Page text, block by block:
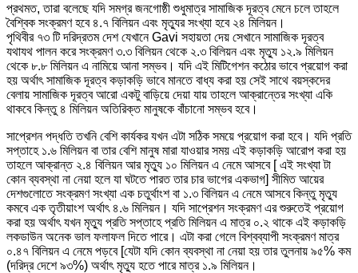
প্রথমত, তারা বলেছে যদি সমগ্র জনগোষ্ঠী শুধুমাত্র সামাজিক দূরত্ব মেনে চলে তাহলে
বৈশ্বিক সংক্রমণ হবে ৪.৭ বিলিয়ন এবং মৃত্যুর সংখ্যা হবে ২৪ মিলিয়ন।
পৃথিবীর ৭৩ টি দরিদ্রতম দেশ যেখানে Gavi সহায়তা দেয় সেখানে সামাজিক দূরত্ব
যথাযথ পালন করে সংক্রমণ ৩.৩ বিলিয়ন থেকে ২.৩ বিলিয়ন এবং মৃত্যু ১২.৯ মিলিয়ন
থেকে ৮.৮ মিলিয়ন এ নামিয়ে আনা সম্ভব। যদি এই মিটিগেশন কঠোর ভাবে প্রয়োগ করা
হয় অর্থাৎ সামাজিক দূরত্ব কড়াকড়ি ভাবে মানতে বাধ্য করা হয় সেই সাথে বয়স্কদের
বেলায় সামাজিক দূরত্ব আরো একটু বাড়িয়ে দেয়া যায় তাহলে আক্রান্তের সংখ্যা একি
থাকবে কিন্তু ৪ মিলিয়ন অতিরিক্ত মানুষকে বাঁচানো সম্ভব হবে।
সাপ্রেশন পদ্ধতি তখনি বেশি কার্যকর যখন এটা সঠিক সময়ে প্রয়োগ করা হবে। যদি প্রতি
সপ্তাহে ১.৬ মিলিয়ন বা তার বেশি মানুষ মারা যাওয়ার সময় এই কড়াকড়ি আরোপ করা হয়
তাহলে আক্রান্ত ২.৪ বিলিয়ন আর মৃত্যু ১০ মিলিয়ন এ নেমে আসবে [ এই সংখ্যা টা
কোন ব্যবস্থা না নেয়া হলে যা ঘটতে পারত তার চার ভাগের একভাগ] সীমিত আয়ের
দেশগুলোতে সংক্রমণ সংখ্যা এক চতুর্থাংশ বা ১.৩ বিলিয়ন এ নেমে আসবে কিন্তু মৃত্যু
কমবে এক তৃতীয়াংশ অর্থাৎ ৪.৬ মিলিয়ন। যদি সাপ্রেশন সংক্রমণ এর শুরুতেই প্রয়োগ
করা হয় অর্থাৎ যখন মৃত্যু প্রতি সপ্তাহে প্রতি মিলিয়ন এ মাত্র ০.২ থাকে এই কড়াকড়ি
লকডাউন অনেক ভাল ফলাফল দিতে পারে। এটা করা গেলে বিশ্বব্যাপী সংক্রমণ মাত্র
০.৪৭ বিলিয়ন এ নেমে পড়বে [যেটা যদি কোন ব্যবস্থা না নেয়া হয় তার তুলনায় ৯৫% কম
(দরিদ্র দেশে ৯৩%) অর্থাৎ মৃত্যু হতে পারে মাত্র ১.৯ মিলিয়ন।